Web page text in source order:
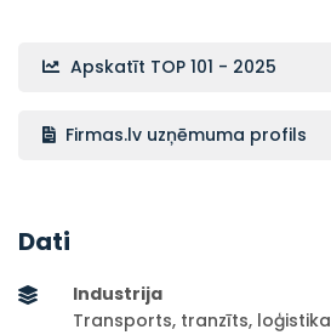
Apskatīt TOP 101 - 2025
Firmas.lv uzņēmuma profils
Dati
Industrija
Transports, tranzīts, loģistika